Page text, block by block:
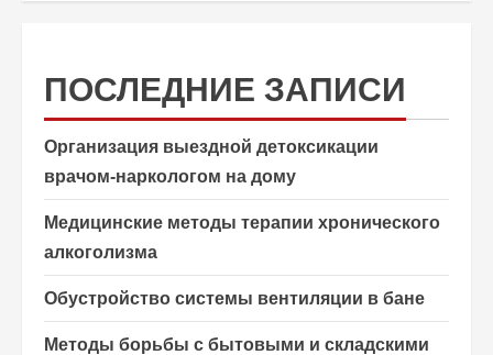
ПОСЛЕДНИЕ ЗАПИСИ
Организация выездной детоксикации
врачом-наркологом на дому
Медицинские методы терапии хронического
алкоголизма
Обустройство системы вентиляции в бане
Методы борьбы с бытовыми и складскими